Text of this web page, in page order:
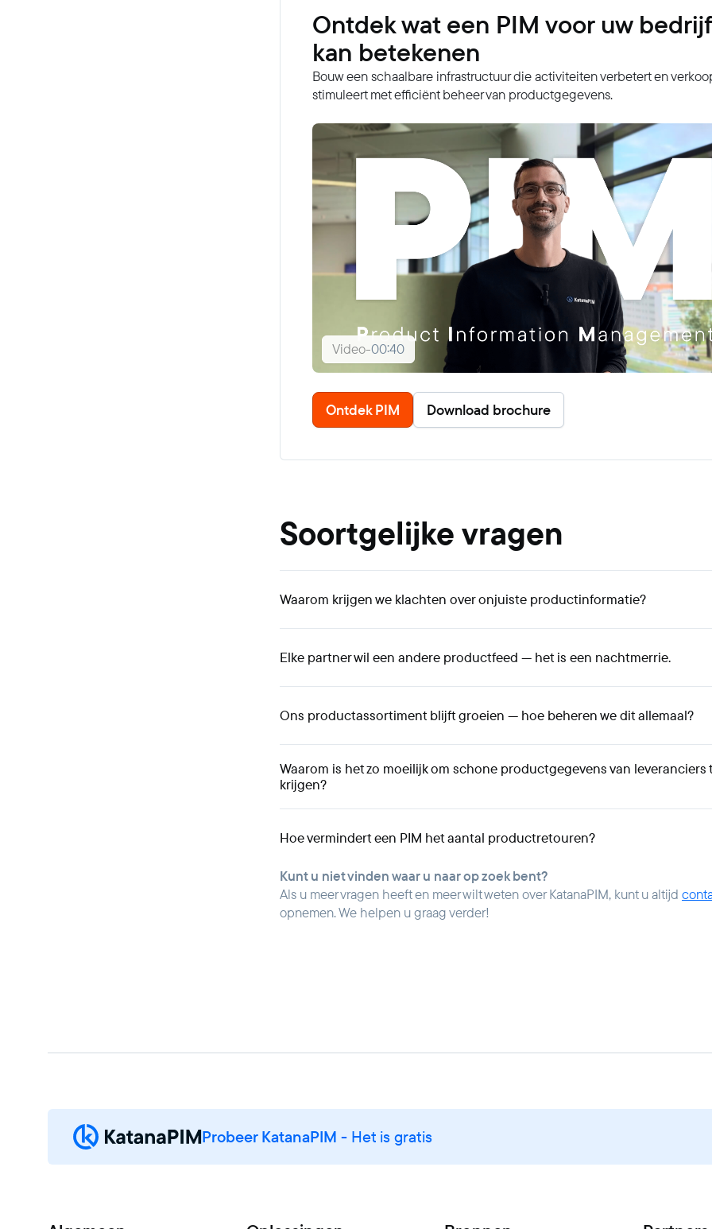
Ontdek wat een PIM voor uw bedrijf
kan betekenen
Bouw een schaalbare infrastructuur die activiteiten verbetert en
stimuleert met efficiënt beheer van productgegevens.
Video-00:40
Ontdek PIM Download brochure
Soortgelijke vragen
Waarom krijgen we klachten over onjuiste productinformatie?
Elke partner wil een andere productfeed — het is een nachtmerrie.
Ons productassortiment blijft groeien — hoe beheren we dit allemaal?
Waarom is het zo moeilijk om schone productgegevens van leveranciers
krijgen?
Hoe vermindert een PIM het aantal productretouren?
Kunt u niet vinden waar u naar op zoek bent?
Als u meer vragen heeft en meer wilt weten over KatanaPIM, kunt u altijd
opnemen. We helpen u graag verder!
Probeer KatanaPIM - Het is gratis